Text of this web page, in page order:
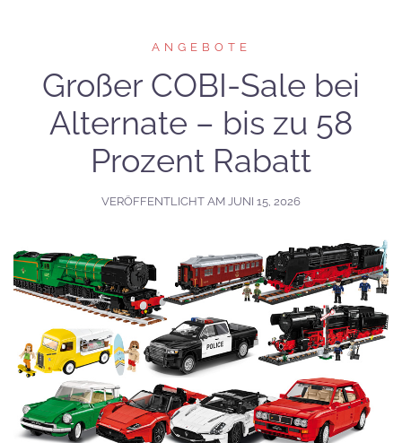
ANGEBOTE
Großer COBI-Sale bei
Alternate – bis zu 58
Prozent Rabatt
VERÖFFENTLICHT AM JUNI 15, 2026